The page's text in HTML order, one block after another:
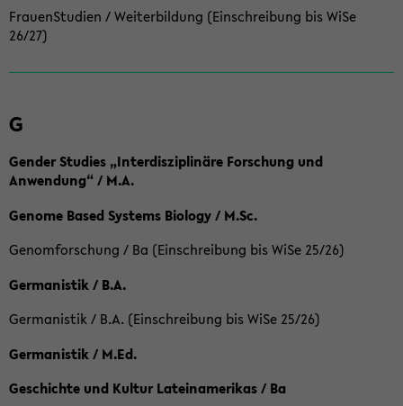
FrauenStudien / Weiterbildung (Einschreibung bis WiSe
26/27)
G
Gender Studies „Interdisziplinäre Forschung und
Anwendung“ / M.A.
Genome Based Systems Biology / M.Sc.
Genomforschung / Ba (Einschreibung bis WiSe 25/26)
Germanistik / B.A.
Germanistik / B.A. (Einschreibung bis WiSe 25/26)
Germanistik / M.Ed.
Geschichte und Kultur Lateinamerikas / Ba